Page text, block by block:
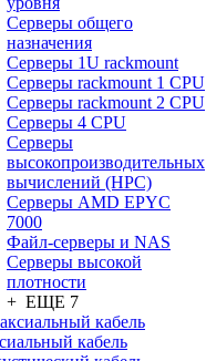
Серверы общего
назначения
Серверы 1U rackmount
Серверы rackmount 1 CPU
Серверы rackmount 2 CPU
Серверы 4 CPU
Серверы
высокопроизводительных
вычислений (HPC)
Серверы AMD EPYC
7000
Файл-серверы и NAS
Серверы высокой
плотности
+ ЕЩЕ 7
кабель